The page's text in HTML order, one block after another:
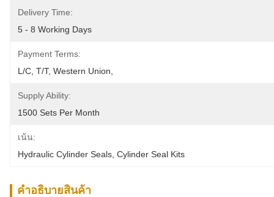
Delivery Time:
5 - 8 Working Days
Payment Terms:
L/C, T/T, Western Union,
Supply Ability:
1500 Sets Per Month
เน้น:
Hydraulic Cylinder Seals Cylinder Seal Kits
คําอธิบายสินค้า